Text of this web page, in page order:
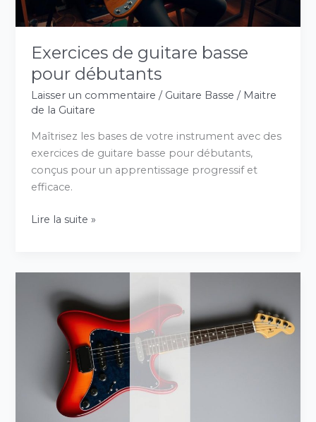
Exercices de guitare basse
pour débutants
Laisser un commentaire / Guitare Basse / Maitre
de la Guitare
Maîtrisez les bases de votre instrument avec des
exercices de guitare basse pour débutants,
conçus pour un apprentissage progressif et
efficace.
Lire la suite »
guitare